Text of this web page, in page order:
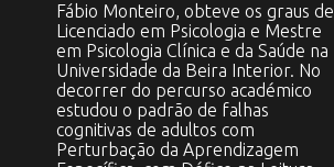
Fábio Monteiro, obteve os graus de
Licenciado em Psicologia e Mestre
em Psicologia Clínica e da Saúde na
Universidade da Beira Interior. No
decorrer do percurso académico
estudou o padrão de falhas
cognitivas de adultos com
Perturbação da Aprendizagem